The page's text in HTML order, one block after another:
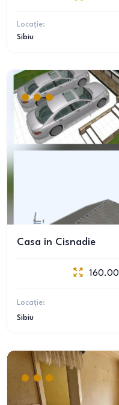
Locație:
Sibiu
Casa in Cisnadie
160.00
Locație:
Sibiu